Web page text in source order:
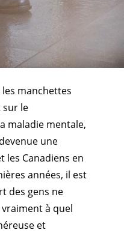
manchettes
le
maladie mentale,
une
les Canadiens en
années, il est
des gens ne
à quel
et